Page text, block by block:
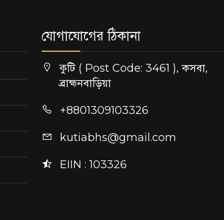
যোগাযোগের ঠিকানা
কুটি ( Post Code: 3461 ), কসবা,
ব্রাহ্মনবাড়িয়া
+8801309103326
kutiabhs@gmail.com
EIIN : 103326